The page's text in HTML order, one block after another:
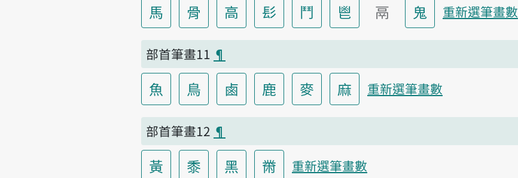
馬 骨 高 髟 鬥 鬯 鬲 鬼 重新選筆畫數
部首筆畫11 ¶
魚 鳥 鹵 鹿 麥 麻 重新選筆畫數
部首筆畫12 ¶
黃 黍 黑 黹 重新選筆畫數